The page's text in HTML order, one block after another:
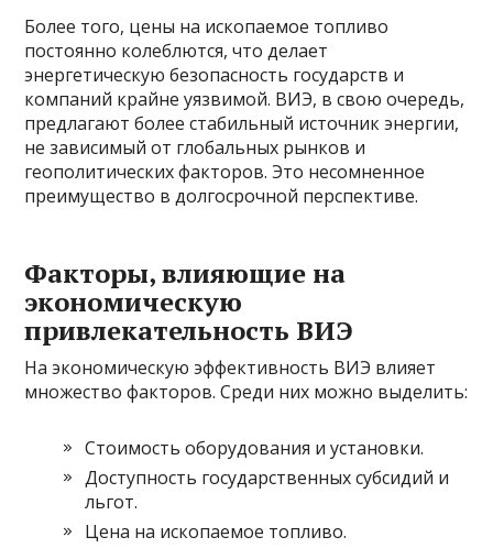
Более того, цены на ископаемое топливо
постоянно колеблются, что делает
энергетическую безопасность государств и
компаний крайне уязвимой. ВИЭ, в свою очередь,
предлагают более стабильный источник энергии,
не зависимый от глобальных рынков и
геополитических факторов. Это несомненное
преимущество в долгосрочной перспективе.
Факторы, влияющие на
экономическую
привлекательность ВИЭ
На экономическую эффективность ВИЭ влияет
множество факторов. Среди них можно выделить:
Стоимость оборудования и установки.
Доступность государственных субсидий и
льгот.
Цена на ископаемое топливо.